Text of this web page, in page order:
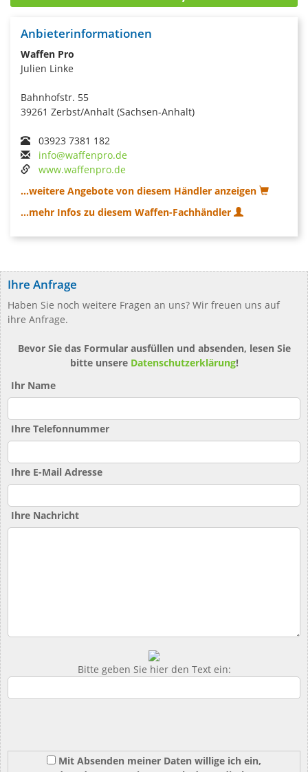
Anbieterinformationen
Waffen Pro
Julien Linke
Bahnhofstr. 55
39261 Zerbst/Anhalt (Sachsen-Anhalt)
03923 7381 182
info@waffenpro.de
www.waffenpro.de
...weitere Angebote von diesem Händler anzeigen
...mehr Infos zu diesem Waffen-Fachhändler
Ihre Anfrage
Haben Sie noch weitere Fragen an uns? Wir freuen uns auf
ihre Anfrage.
Bevor Sie das Formular ausfüllen und absenden, lesen Sie
bitte unsere Datenschutzerklärung!
Ihr Name
Ihre Telefonnummer
Ihre E-Mail Adresse
Ihre Nachricht
Bitte geben Sie hier den Text ein:
Mit Absenden meiner Daten willige ich ein,